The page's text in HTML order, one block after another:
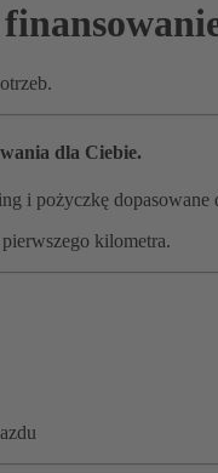
dla Ciebie.
i pożyczkę
kilometra.